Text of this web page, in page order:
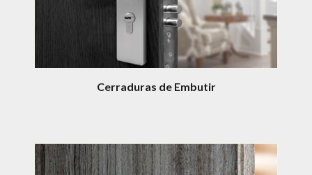
Cerraduras de Embutir